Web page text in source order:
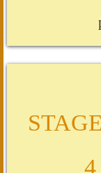
4